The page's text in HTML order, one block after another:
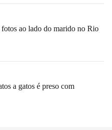
ao lado do marido no Rio
a gatos é preso com